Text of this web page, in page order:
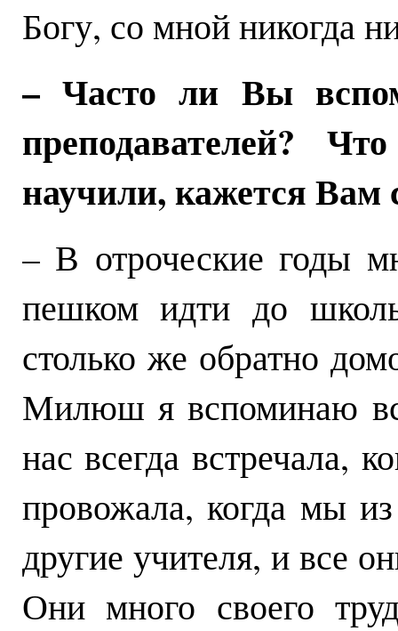
Богу, со мной никогда
– Часто ли Вы
преподавателей?
научили, кажется
– В отроческие годы
пешком идти до
столько же обратно
Милюш я вспоминаю
нас всегда встречала,
провожала, когда мы
другие учителя, и все
Они много своего